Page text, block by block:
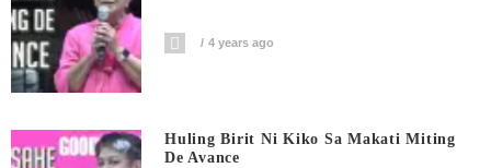
4 years ago
Huling Birit Ni Kiko Sa Makati Miting
De Avance